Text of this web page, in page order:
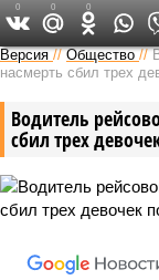
Версия //Общество //
насмерть сбил трех
Водитель
сбил трех
0 0 0